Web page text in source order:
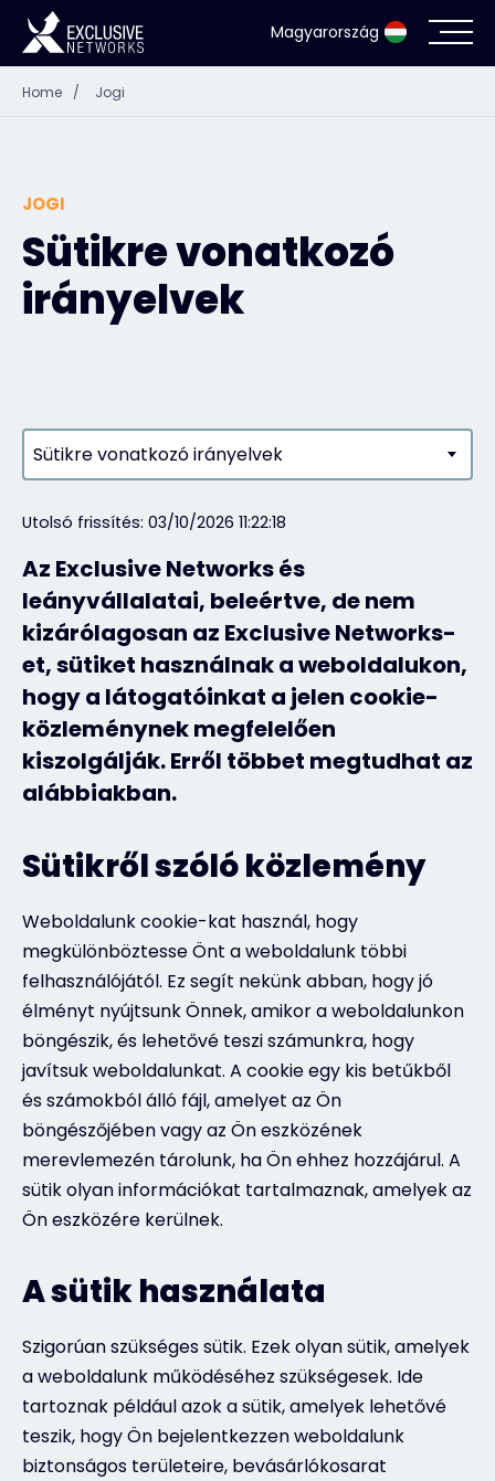
Magyarország
Források
Cég
#weareexclusive
Home / Jogi
JOGI
Sütikre vonatkozó
irányelvek
Sütikre vonatkozó irányelvek
Utolsó frissítés: 03/10/2026 11:22:18
Az Exclusive Networks és
leányvállalatai, beleértve, de nem
kizárólagosan az Exclusive Networks-
et, sütiket használnak a weboldalukon,
hogy a látogatóinkat a jelen cookie-
közleménynek megfelelően
kiszolgálják. Erről többet megtudhat az
alábbiakban.
Sütikről szóló közlemény
Weboldalunk cookie-kat használ, hogy
megkülönböztesse Önt a weboldalunk többi
felhasználójától. Ez segít nekünk abban, hogy jó
élményt nyújtsunk Önnek, amikor a weboldalunkon
böngészik, és lehetővé teszi számunkra, hogy
javítsuk weboldalunkat. A cookie egy kis betűkből
és számokból álló fájl, amelyet az Ön
böngészőjében vagy az Ön eszközének
merevlemezén tárolunk, ha Ön ehhez hozzájárul. A
sütik olyan információkat tartalmaznak, amelyek az
Ön eszközére kerülnek.
A sütik használata
Szigorúan szükséges sütik. Ezek olyan sütik, amelyek
a weboldalunk működéséhez szükségesek. Ide
tartoznak például azok a sütik, amelyek lehetővé
teszik, hogy Ön bejelentkezzen weboldalunk
biztonságos területeire, bevásárlókosarat